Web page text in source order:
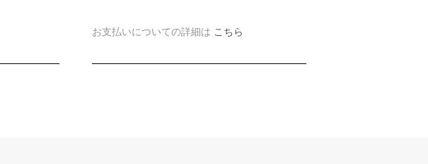
お支払いについての詳細は こちら